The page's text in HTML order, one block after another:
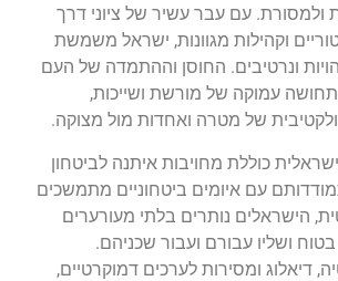
ולמסורת. עם עבר עשיר של ציוני דרך
וקהילות מגוונות, ישראל משמשת
ונרטיבים. החוסן וההתמדה של העם
עמוקה של מורשת ושייכות,
של מטרה ואחדות מול מצוקה.
כוללת מחויבות איתנה לביטחון
עם איומים ביטחוניים מתמשכים
הישראלים נותרים בלתי מעורערים
ושליו עבורם ועבור שכניהם.
דיאלוג ומסירות לערכים דמוקרטיים,